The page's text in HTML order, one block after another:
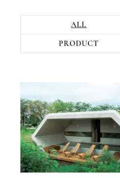
ALL
PRODUCT